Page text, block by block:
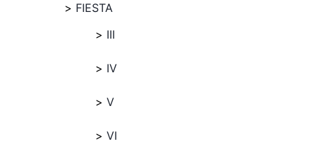
FIESTA
III
IV
V
VI